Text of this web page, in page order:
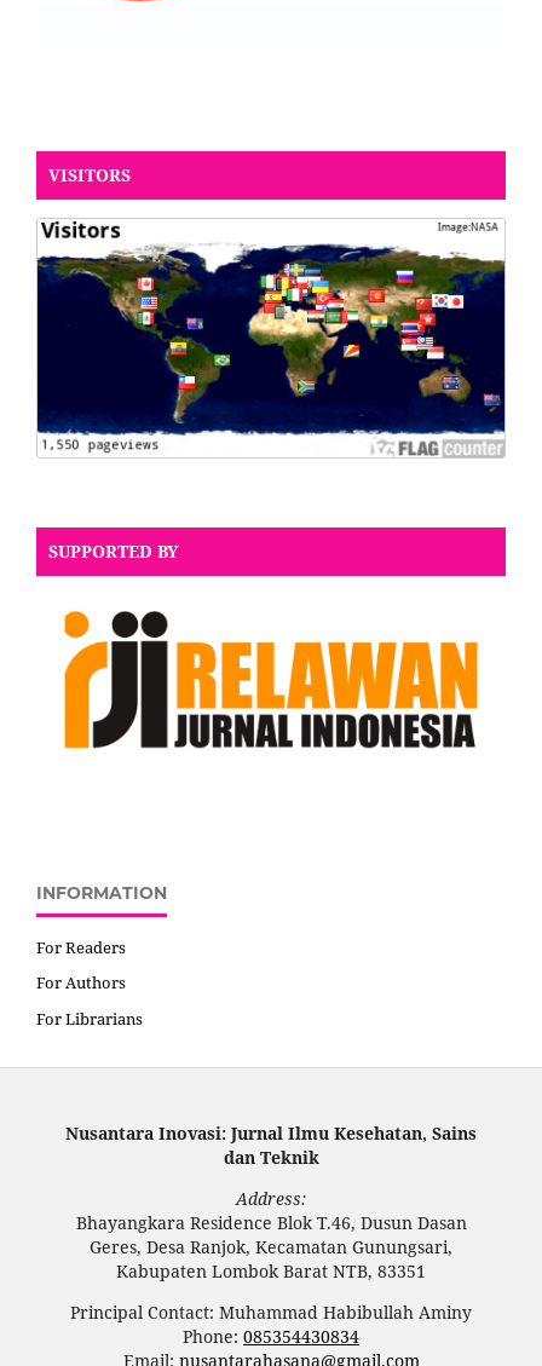
VISITORS
SUPPORTED BY
INFORMATION
For Readers
For Authors
For Librarians
Nusantara Inovasi: Jurnal Ilmu Kesehatan, Sains
dan Teknik
Address:
Bhayangkara Residence Blok T.46, Dusun Dasan
Geres, Desa Ranjok, Kecamatan Gunungsari,
Kabupaten Lombok Barat NTB, 83351
Principal Contact: Muhammad Habibullah Aminy
Phone: 085354430834
Email: nusantarahasana@gmail.com